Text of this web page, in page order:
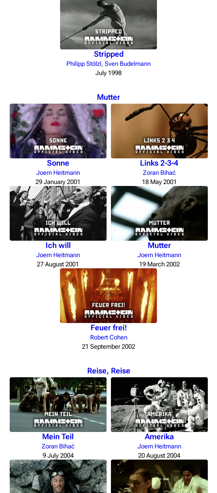
Stripped
Philipp Stölzl, Sven Budelmann
July 1998
Mutter
Sonne
Joern Heitmann
29 January 2001
Links 2-3-4
Zoran Bihać
18 May 2001
Ich will
Joern Heitmann
27 August 2001
Mutter
Joern Heitmann
19 March 2002
Feuer frei!
Robert Cohen
21 September 2002
Reise, Reise
Mein Teil
Zoran Bihać
9 July 2004
Amerika
Joern Heitmann
20 August 2004